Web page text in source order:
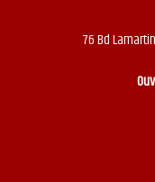
76 Bd